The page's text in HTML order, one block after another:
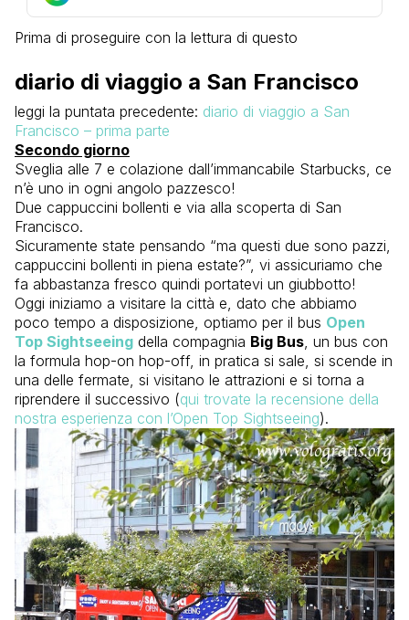
Prima di proseguire con la lettura di questo
diario di viaggio a San Francisco
leggi la puntata precedente: diario di viaggio a San
Francisco – prima parte
Secondo giorno
Sveglia alle 7 e colazione dall’immancabile Starbucks, ce
n’è uno in ogni angolo pazzesco!
Due cappuccini bollenti e via alla scoperta di San
Francisco.
Sicuramente state pensando “ma questi due sono pazzi,
cappuccini bollenti in piena estate?”, vi assicuriamo che
fa abbastanza fresco quindi portatevi un giubbotto!
Oggi iniziamo a visitare la città e, dato che abbiamo
poco tempo a disposizione, optiamo per il bus Open
Top Sightseeing della compagnia Big Bus , un bus con
la formula hop-on hop-off, in pratica si sale, si scende in
una delle fermate, si visitano le attrazioni e si torna a
riprendere il successivo (qui trovate la recensione della
nostra esperienza con l’Open Top Sightseeing).